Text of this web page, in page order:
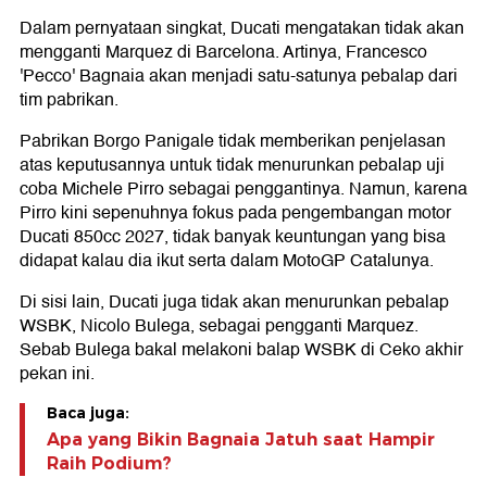
Dalam pernyataan singkat, Ducati mengatakan tidak akan
mengganti Marquez di Barcelona. Artinya, Francesco
'Pecco' Bagnaia akan menjadi satu-satunya pebalap dari
tim pabrikan.
Pabrikan Borgo Panigale tidak memberikan penjelasan
atas keputusannya untuk tidak menurunkan pebalap uji
coba Michele Pirro sebagai penggantinya. Namun, karena
Pirro kini sepenuhnya fokus pada pengembangan motor
Ducati 850cc 2027, tidak banyak keuntungan yang bisa
didapat kalau dia ikut serta dalam MotoGP Catalunya.
Di sisi lain, Ducati juga tidak akan menurunkan pebalap
WSBK, Nicolo Bulega, sebagai pengganti Marquez.
Sebab Bulega bakal melakoni balap WSBK di Ceko akhir
pekan ini.
Baca juga:
Apa yang Bikin Bagnaia Jatuh saat Hampir
Raih Podium?